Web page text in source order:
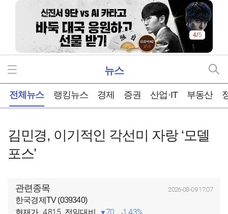
4/5
뉴스
전체뉴스 랭킹뉴스 경제 증권 산업·IT 부동산
김민경, 이기적인 각선미 자랑 ‘모델
포스’
관련종목 2026-08-09 17:07
한국경제TV (039340)
현재가 4,815 전일대비 70 1.43%